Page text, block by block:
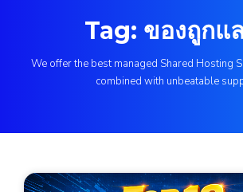
Tag: ของถูกแ
We offer the best managed Shared Hosting
combined with unbeatable